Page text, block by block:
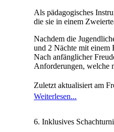
Als pädagogisches
die sie in einem
Nachdem die
und 2 Nächte mit einem
Nach anfänglicher
Anforderungen, welche
Zuletzt aktualisiert am
Weiterlesen...
6. Inklusives